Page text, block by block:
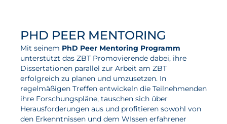
Neuigkeiten
Projekte
Veranstaltungen
Publikationen
Awards und Auszeichnungen
PHD PEER MENTORING
Mit seinem PhD Peer Mentoring Programm
unterstützt das ZBT Promovierende dabei, ihre
Dissertationen parallel zur Arbeit am ZBT
erfolgreich zu planen und umzusetzen. In
regelmäßigen Treffen entwickeln die Teilnehmenden
ihre Forschungspläne, tauschen sich über
Herausforderungen aus und profitieren sowohl von
den Erkenntnissen und dem WIssen erfahrener